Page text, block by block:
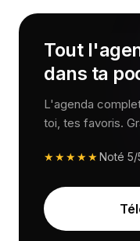
Tout
dans ta
L'agenda
toi, tes favoris.
★★★★★Noté 5/